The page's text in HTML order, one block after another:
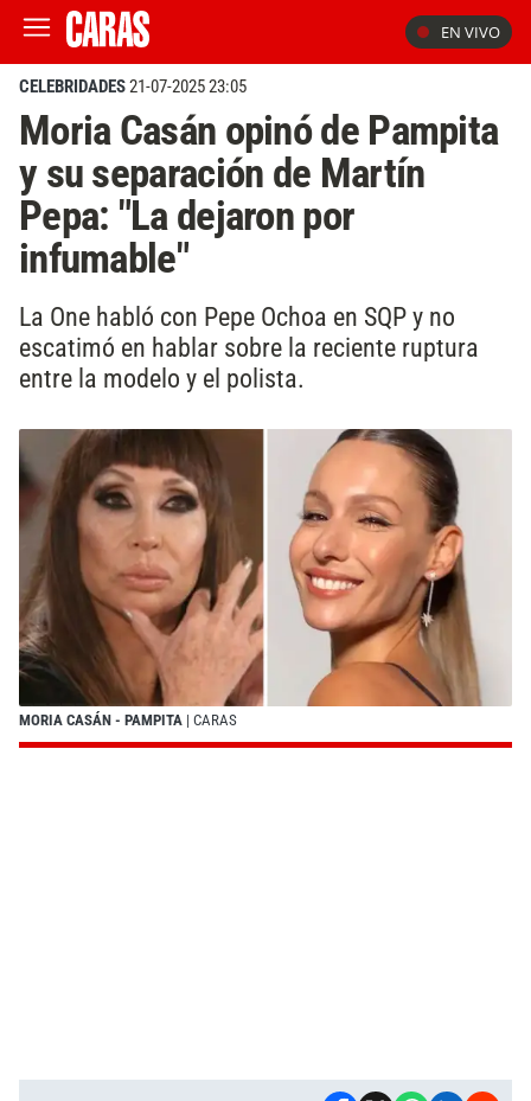
EN VIVO
CELEBRIDADES21-07-2025 23:05
Moria Casán opinó de Pampita
y su separación de Martín
Pepa: "La dejaron por
infumable"
La One habló con Pepe Ochoa en SQP y no
escatimó en hablar sobre la reciente ruptura
entre la modelo y el polista.
MORIA CASÁN - PAMPITA | CARAS